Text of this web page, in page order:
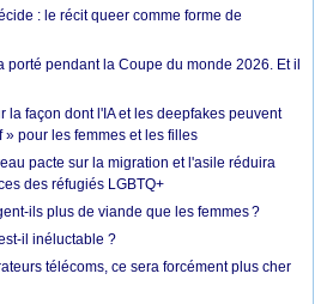
: le récit queer comme forme de
porté pendant la Coupe du monde 2026. Et il
la façon dont l'IA et les deepfakes peuvent
pour les femmes et les filles
pacte sur la migration et l'asile réduira
des réfugiés LGBTQ+
ils plus de viande que les femmes ?
il inéluctable ?
télécoms, ce sera forcément plus cher